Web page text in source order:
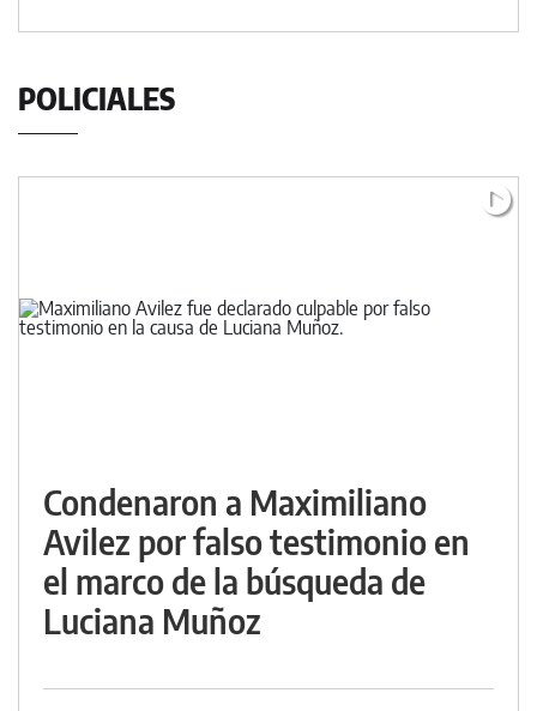
POLICIALES
Condenaron a Maximiliano
Avilez por falso testimonio en
el marco de la búsqueda de
Luciana Muñoz